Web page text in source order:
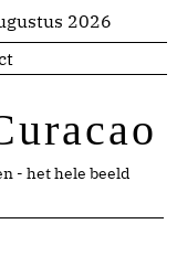
2026
- het hele beeld